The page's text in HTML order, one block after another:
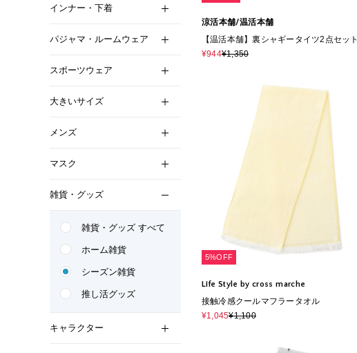
インナー・下着
パジャマ・ルームウェア
スポーツウェア
大きいサイズ
メンズ
マスク
雑貨・グッズ
雑貨・グッズ すべて
ホーム雑貨
シーズン雑貨
推し活グッズ
キャラクター
涼活本舗/温活本舗
【温活本舗】裏シャギータイツ2点セット
¥944¥1,350
5%OFF
Life Style by cross marche
接触冷感クールマフラータオル
¥1,045¥1,100